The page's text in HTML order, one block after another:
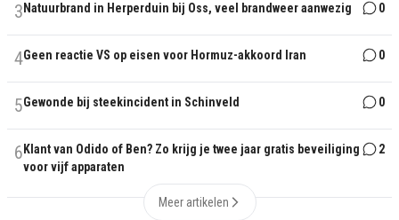
3 Natuurbrand in Herperduin bij Oss, veel brandweer aanwezig 0
4Geen reactie VS op eisen voor Hormuz-akkoord Iran 0
5Gewonde bij steekincident in Schinveld 0
6 Klant van Odido of Ben? Zo krijg je twee jaar gratis beveiliging
voor vijf apparaten
2
Meer artikelen